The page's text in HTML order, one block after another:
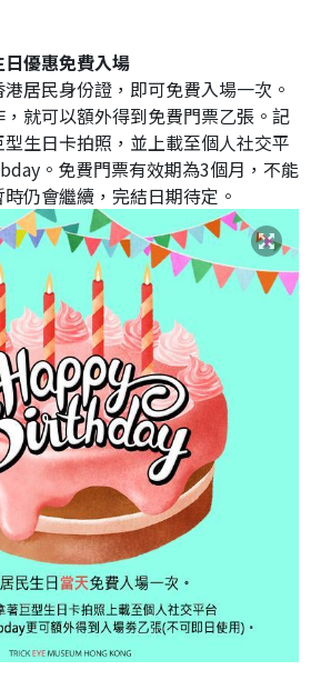
日優惠免費入場
居民身份證，即可免費入場一次。
就可以額外得到免費門票乙張。記
生日卡拍照，並上載至個人社交平
。免費門票有效期為3個月，不能
仍會繼續，完結日期待定。